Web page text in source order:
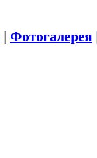
| Фотогалерея